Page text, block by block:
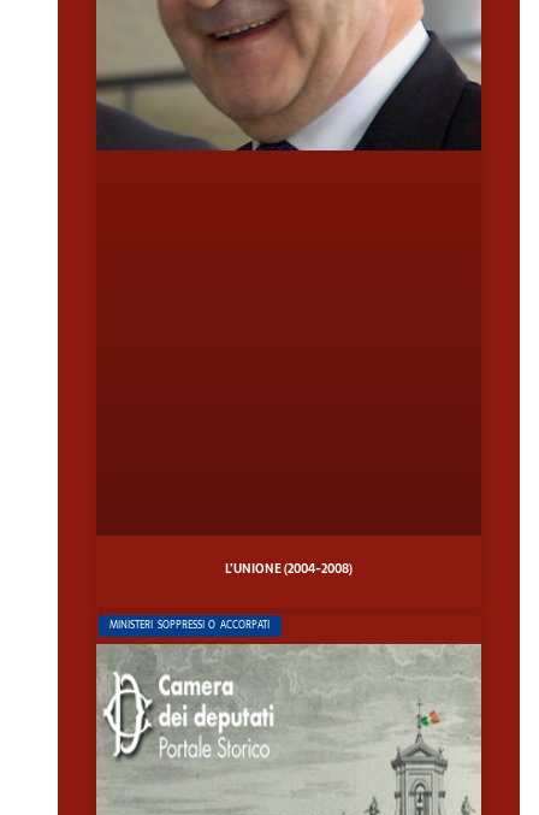
L’UNIONE (2004-2008)
MINISTERI SOPPRESSI O ACCORPATI